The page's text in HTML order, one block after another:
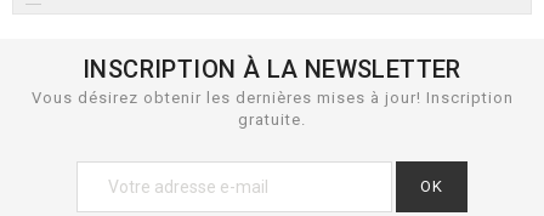
INSCRIPTION À LA NEWSLETTER
Vous désirez obtenir les dernières mises à jour! Inscription
gratuite.